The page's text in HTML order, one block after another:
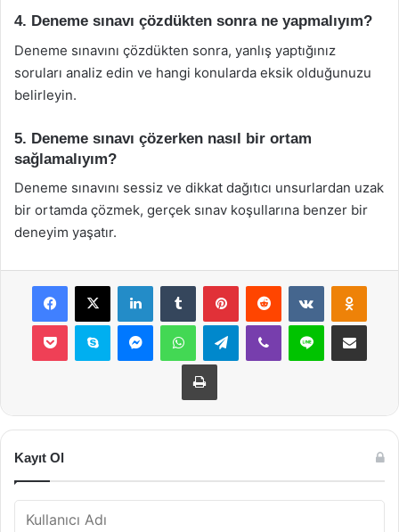
4. Deneme sınavı çözdükten sonra ne yapmalıyım?
Deneme sınavını çözdükten sonra, yanlış yaptığınız
soruları analiz edin ve hangi konularda eksik olduğunuzu
belirleyin.
5. Deneme sınavı çözerken nasıl bir ortam
sağlamalıyım?
Deneme sınavını sessiz ve dikkat dağıtıcı unsurlardan uzak
bir ortamda çözmek, gerçek sınav koşullarına benzer bir
deneyim yaşatır.
Facebook
X LinkedInTumblr PinterestReddit VKontakte
Pocket Skype MessengerWhatsAppTelegramViber Line E-Posta ile
Yazdır
Kayıt Ol